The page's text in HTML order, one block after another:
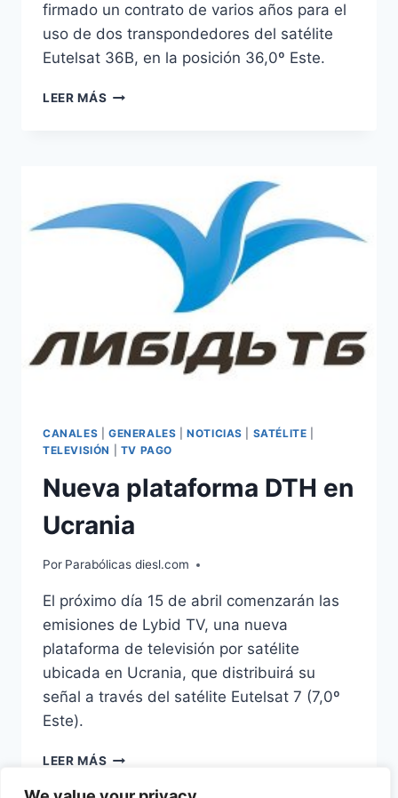
firmado un contrato de varios años para el
uso de dos transpondedores del satélite
Eutelsat 36B, en la posición 36,0º Este.
LEER MÁS LYBID
DEL
SATÉLITE
EUTELSAT
CANALES GENERALES |NOTICIAS SATÉLITE
TELEVISIÓN
TV PAGO
Nueva plataforma DTH en
Ucrania
Por Parabólicas diesl.com
El próximo día 15 de abril comenzarán las
emisiones de Lybid TV, una nueva
plataforma de televisión por satélite
ubicada en Ucrania, que distribuirá su
señal a través del satélite Eutelsat 7 (7,0º
Este).
LEER MÁS NUEVA
DTH